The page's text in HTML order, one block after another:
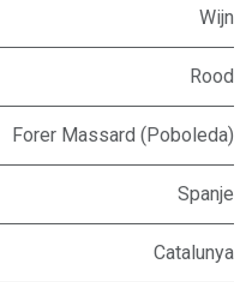
Wijn
Rood
Forer Massard (Poboleda)
Spanje
Catalunya